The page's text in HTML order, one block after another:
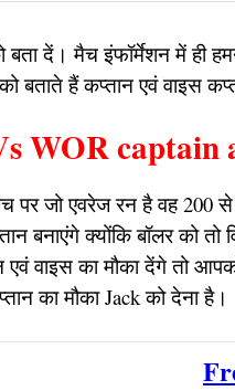
बता दें। मैच इंफॉर्मेशन में ही
बताते हैं कप्तान एवं वाइस
WOR captain
पर जो एवरेज रन है वह 200
बनाएंगे क्योंकि बॉलर को
एवं वाइस का मौका देंगे तो
का मौका Jack को देना है।